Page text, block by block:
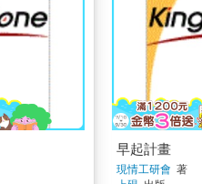
早起計畫
現情工研會 著